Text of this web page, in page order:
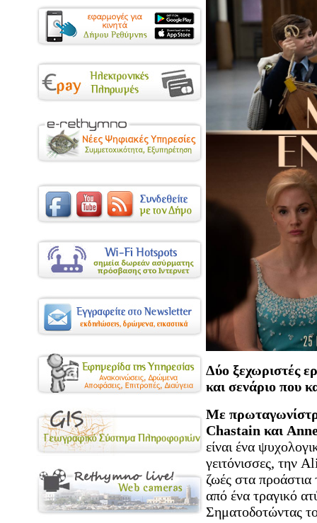
Δύο ξεχωριστές
και σενάριο που
Με
Chastain και
είναι ένα
γειτόνισσες, την
ζωές στα προάστια
από ένα τραγικό
Σηματοδοτώντας